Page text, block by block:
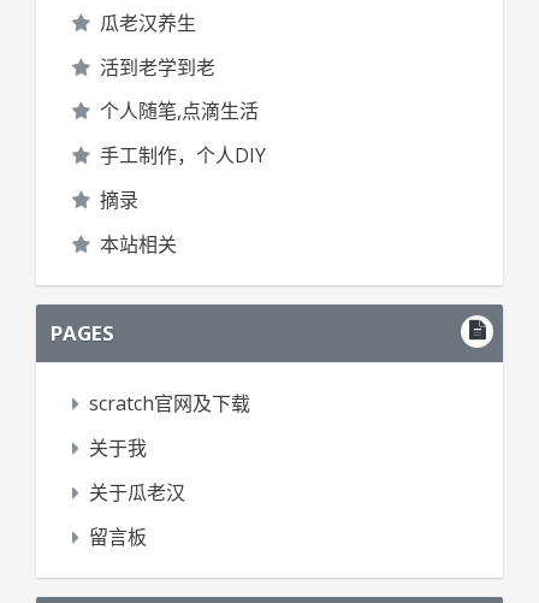
瓜老汉养生
活到老学到老
个人随笔,点滴生活
手工制作，个人DIY
摘录
本站相关
PAGES
scratch官网及下载
关于我
关于瓜老汉
留言板